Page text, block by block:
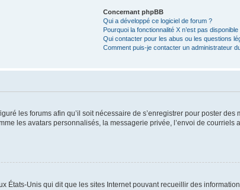
Concernant phpBB
Qui a développé ce logiciel de forum ?
Pourquoi la fonctionnalité X n’est pas disponible
Qui contacter pour les abus ou les questions
Comment puis-je contacter un administrateur
les forums afin qu’il soit nécessaire de s’enregistrer pour poster
les avatars personnalisés, la messagerie privée, l’envoi de courriels
États-Unis qui dit que les sites Internet pouvant recueillir des